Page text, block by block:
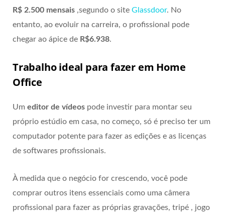
R$ 2.500 mensais ,segundo o site Glassdoor. No
entanto, ao evoluir na carreira, o profissional pode
chegar ao ápice de R$6.938.
Trabalho ideal para fazer em Home
Office
Um editor de vídeos pode investir para montar seu
próprio estúdio em casa, no começo, só é preciso ter um
computador potente para fazer as edições e as licenças
de softwares profissionais.
À medida que o negócio for crescendo, você pode
comprar outros itens essenciais como uma câmera
profissional para fazer as próprias gravações, tripé , jogo